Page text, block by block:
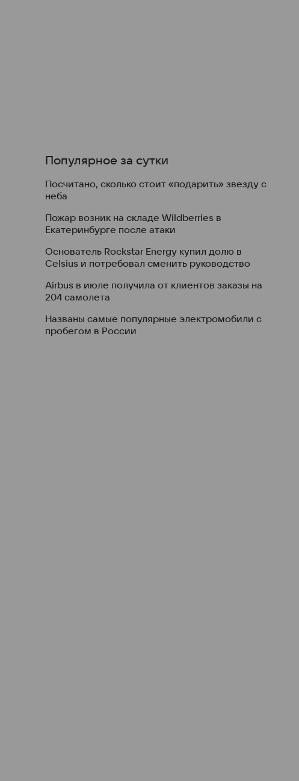
Популярное за сутки
Посчитано, сколько стоит «подарить» звезду с
неба
Пожар возник на складе Wildberries в
Екатеринбурге после атаки
Основатель Rockstar Energy купил долю в
Celsius и потребовал сменить руководство
Airbus в июле получила от клиентов заказы на
204 самолета
Названы самые популярные электромобили с
пробегом в России